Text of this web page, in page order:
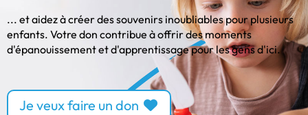
... et aidez à créer des souvenirs inoubliables pour plusieurs
enfants. Votre don contribue à offrir des moments
d'épanouissement et d'apprentissage pour les gens d'ici.
Je veux faire un don